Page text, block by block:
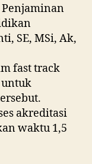
Penjaminan
SE, MSi, Ak,
fast track
untuk
akreditasi
waktu 1,5